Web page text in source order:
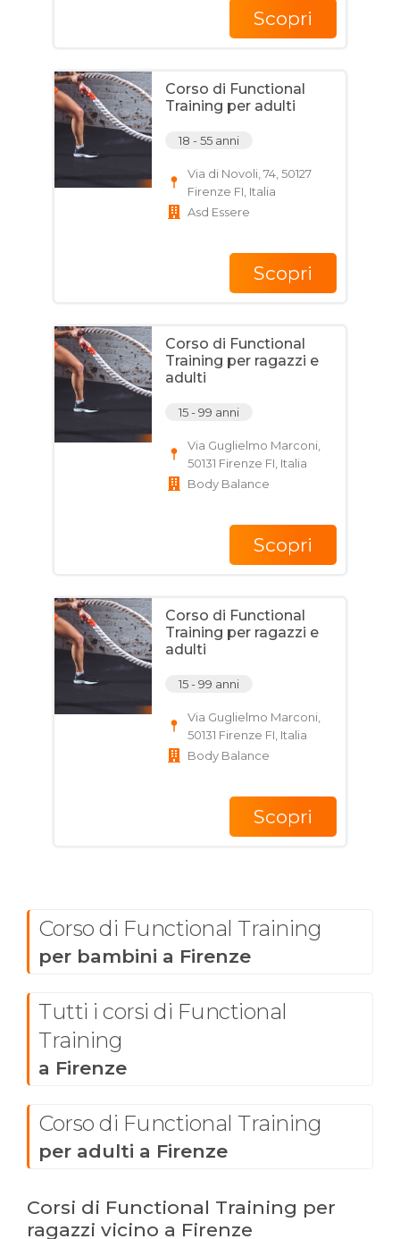
Scopri
Corso di Functional
Training per adulti
18 - 55 anni
Via di Novoli, 74, 50127
Firenze FI, Italia
Asd Essere
Scopri
Corso di Functional
Training per ragazzi e
adulti
15 - 99 anni
Via Guglielmo Marconi,
50131 Firenze FI, Italia
Body Balance
Scopri
Corso di Functional
Training per ragazzi e
adulti
15 - 99 anni
Via Guglielmo Marconi,
50131 Firenze FI, Italia
Body Balance
Scopri
Corso di Functional Training
per bambini a Firenze
Tutti i corsi di Functional
Training
a Firenze
Corso di Functional Training
per adulti a Firenze
Corsi di Functional Training per
ragazzi vicino a Firenze